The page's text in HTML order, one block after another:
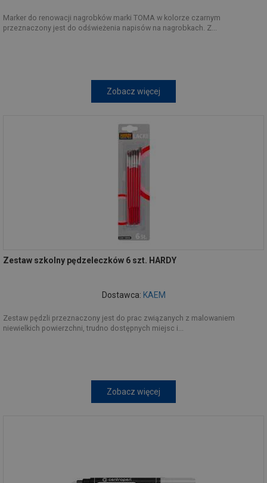
Marker do renowacji nagrobków marki TOMA w kolorze czarnym
przeznaczony jest do odświeżenia napisów na nagrobkach. Z...
Zobacz więcej
Zestaw szkolny pędzeleczków 6 szt. HARDY
Dostawca: KAEM
Zestaw pędzli przeznaczony jest do prac związanych z malowaniem
niewielkich powierzchni, trudno dostępnych miejsc i...
Zobacz więcej